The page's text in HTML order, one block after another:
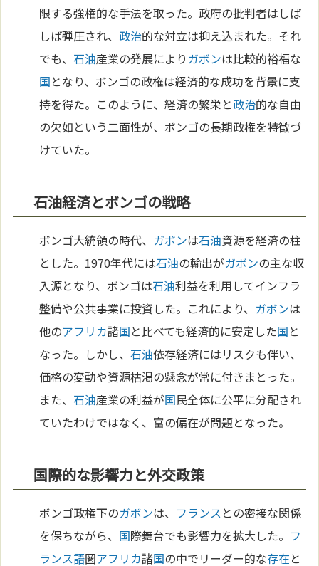
限する強権的な手法を取った。政府の批判者はしば
しば弾圧され、 政治的な対立は抑え込まれた。それ
でも、石油産業の発展により ガボンは比較的裕福な
国となり、ボンゴの政権は経済的な成功を背景に支
持を得た。このように、経済の繁栄と政治的な自由
の欠如という二面性が、ボンゴの長期政権を特徴づ
けていた。
石油経済とボンゴの戦略
ボンゴ大統領の時代、 ガボンは石油資源を経済の柱
とした。1970年代には石油の輸出がガボンの主な収
入源となり、ボンゴは石油利益を利用してインフラ
整備や公共事業に投資した。これにより、 ガボンは
他のアフリカ諸国と比べても経済的に安定した国と
なった。しかし、石油依存経済にはリスクも伴い、
価格の変動や資源枯渇の懸念が常に付きまとった。
また、石油産業の利益が国民全体に公平に分配され
ていたわけではなく、富の偏在が問題となった。
国際的な影響力と外交政策
ボンゴ政権下のガボンは、 フランスとの密接な関係
を保ちながら、 国際舞台でも影響力を拡大した。 フ
ランス語圏アフリカ諸国の中でリーダー的な存在と